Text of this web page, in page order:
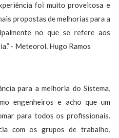
foi muito proveitosa e
propostas de melhorias para a
no que se refere aos
- Meteorol. Hugo Ramos
para a melhoria do Sistema,
engenheiros e acho que um
para todos os profissionais.
com os grupos de trabalho,